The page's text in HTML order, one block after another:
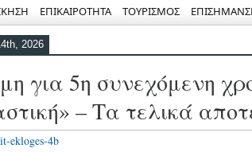
Μεταμόρφωσης στο Μεγανήσι Λευκάδας
ΕΠΙΚΑΙΡΟΤΗΤΑ ΤΟΥΡΙΣΜΟΣ
2026
για 5η συνεχόμενη
– Τα τελικά